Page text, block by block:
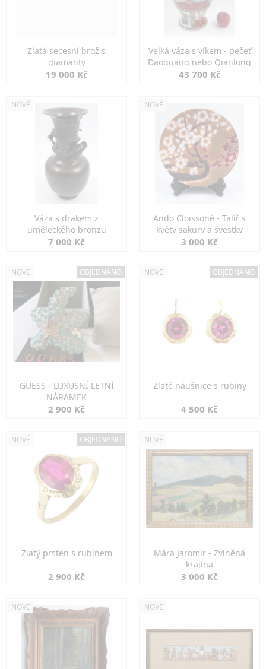
Zlatá secesní brož s
diamanty
19 000 Kč
Velká váza s víkem - pečeť
Daoguang nebo Qianlong
43 700 Kč
NOVÉ
Váza s drakem z
uměleckého bronzu
7 000 Kč
NOVÉ
Ando Cloissoné - Talíř s
květy sakury a švestky
3 000 Kč
NOVÉ OBJEDNÁNO
GUESS - LUXUSNÍ LETNÍ
NÁRAMEK
2 900 Kč
NOVÉ OBJEDNÁNO
Zlaté náušnice s rubíny
4 500 Kč
NOVÉ OBJEDNÁNO
Zlatý prsten s rubínem
2 900 Kč
NOVÉ
Mára Jaromír - Zvlněná
krajina
3 000 Kč
NOVÉ NOVÉ